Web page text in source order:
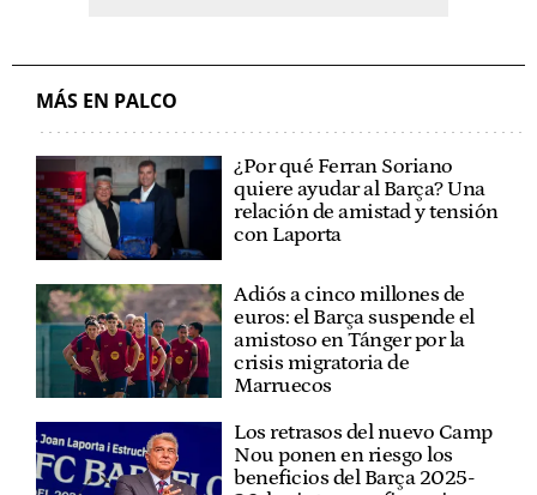
MÁS EN PALCO
¿Por qué Ferran Soriano
quiere ayudar al Barça? Una
relación de amistad y tensión
con Laporta
Adiós a cinco millones de
euros: el Barça suspende el
amistoso en Tánger por la
crisis migratoria de
Marruecos
Los retrasos del nuevo Camp
Nou ponen en riesgo los
beneficios del Barça 2025-